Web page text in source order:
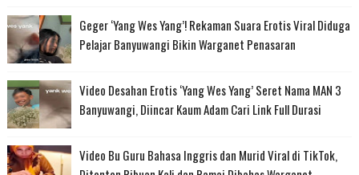
Geger ‘Yang Wes Yang’! Rekaman Suara Erotis Viral Diduga
Pelajar Banyuwangi Bikin Warganet Penasaran
Video Desahan Erotis ‘Yang Wes Yang’ Seret Nama MAN 3
Banyuwangi, Diincar Kaum Adam Cari Link Full Durasi
Video Bu Guru Bahasa Inggris dan Murid Viral di TikTok,